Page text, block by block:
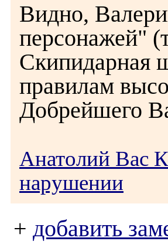
Видно,
персонажей"
Скипидарная
правилам
Добрейшего
Анатолий Вас
нарушении
+ добавить